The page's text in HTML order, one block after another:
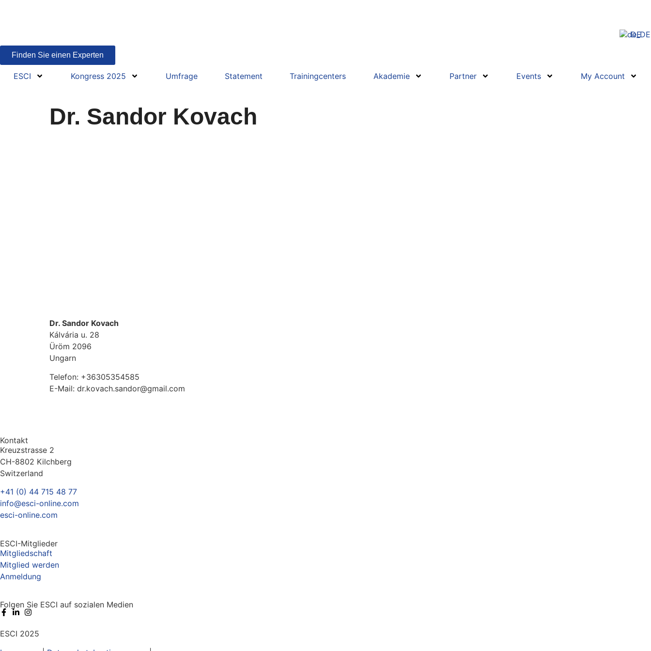
DE
Finden Sie einen Experten
ESCI Kongress 2025 Umfrage Statement Trainingcenters Akademie Partner Events My Account
Dr. Sandor Kovach
Dr. Sandor Kovach
Kálvária u. 28
Üröm 2096
Ungarn
Telefon: +36305354585
E-Mail: dr.kovach.sandor@gmail.com
Kontakt
Kreuzstrasse 2
CH-8802 Kilchberg
Switzerland
+41 (0) 44 715 48 77
info@esci-online.com
esci-online.com
ESCI-Mitglieder
Mitgliedschaft
Mitglied werden
Anmeldung
Folgen Sie ESCI auf sozialen Medien
ESCI 2025